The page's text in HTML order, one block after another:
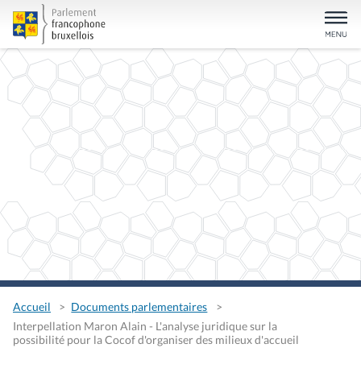
Accueil
Documents parlementaires
Interpellation Maron Alain - L'analyse juridique sur la
possibilité pour la Cocof d'organiser des milieux d'accueil